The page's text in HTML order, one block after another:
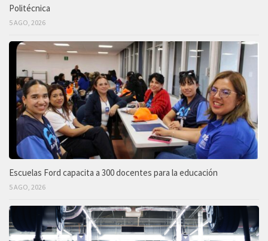
Politécnica
5 AGO, 2026
Escuelas Ford capacita a 300 docentes para la educación
5 AGO, 2026